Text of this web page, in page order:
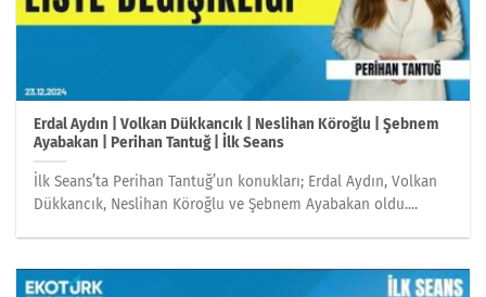
Erdal Aydın | Volkan Dükkancık | Neslihan Köroğlu | Şebnem
Ayabakan | Perihan Tantuğ | İlk Seans
İlk Seans’ta Perihan Tantuğ’un konukları; Erdal Aydın, Volkan
Dükkancık, Neslihan Köroğlu ve Şebnem Ayabakan oldu....